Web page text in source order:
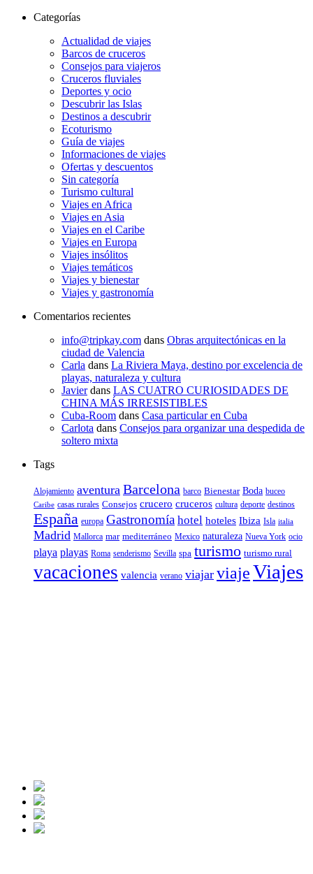
Categorías
Actualidad de viajes
Barcos de cruceros
Consejos para viajeros
Cruceros fluviales
Deportes y ocio
Descubrir las Islas
Destinos a descubrir
Ecoturismo
Guía de viajes
Informaciones de viajes
Ofertas y descuentos
Sin categoría
Turismo cultural
Viajes en Africa
Viajes en Asia
Viajes en el Caribe
Viajes en Europa
Viajes insólitos
Viajes temáticos
Viajes y bienestar
Viajes y gastronomía
Comentarios recientes
info@tripkay.com dans Obras arquitectónicas en la
ciudad de Valencia
Carla dans La Riviera Maya, destino por excelencia de
playas, naturaleza y cultura
Javierdans LAS CUATRO CURIOSIDADES DE
CHINA MÁS IRRESISTIBLES
Cuba-Room dans Casa particular en Cuba
Carlota dans Consejos para organizar una despedida de
soltero mixta
Tags
Alojamiento aventura Barcelona barco Bienestar Boda buceo
Caribe casas rurales Consejos crucero cruceros cultura deporte destinos
España europa Gastronomía hotel hoteles Ibiza Isla italia
Madrid Mallorca mar mediterráneo Mexico naturaleza Nueva York ocio
playa playas Roma senderismo Sevilla spa turismo turismo rural
vacaciones valencia verano viajar viajeViajes